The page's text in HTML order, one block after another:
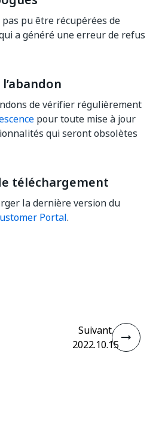
pas pu être récupérées de
a généré une erreur de refus
de vérifier régulièrement
pour toute mise à jour
qui seront obsolètes
téléchargement
la dernière version du
Portal.
Suivant
2022.10.15